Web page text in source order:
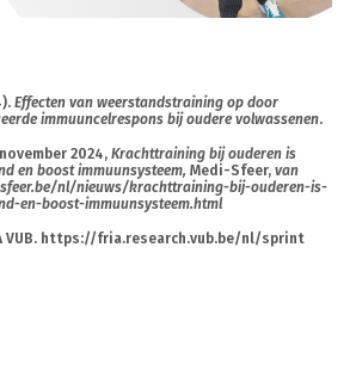
Effecten van weerstandstraining op door
immuuncelrespons bij oudere volwassenen.
2024, Krachttraining bij ouderen is
en boost immuunsysteem, Medi-Sfeer, van
nl/nieuws/krachttraining-bij-ouderen-is-
en-boost-immuunsysteem.html
VUB. https://fria.research.vub.be/nl/sprint